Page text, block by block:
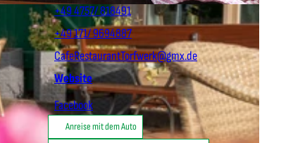
+49 4757/ 818491
+49 171/ 9694887
CafeRestaurantTorfwerk@gmx.de
Website
Facebook
Anreise mit dem Auto